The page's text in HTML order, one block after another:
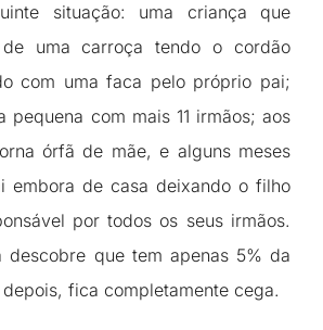
situação: uma criança que
uma carroça tendo o cordão
com uma faca pelo próprio pai;
pequena com mais 11 irmãos; aos
órfã de mãe, e alguns meses
embora de casa deixando o filho
por todos os seus irmãos.
descobre que tem apenas 5% da
fica completamente cega.